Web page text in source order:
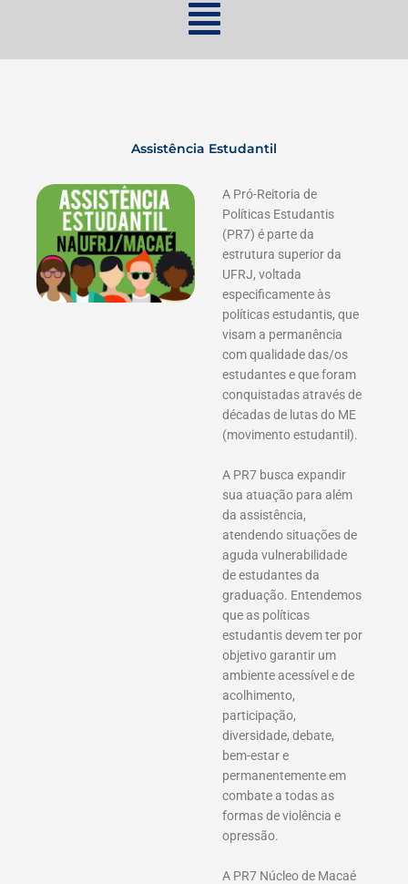
Assistência Estudantil
A Pró-Reitoria de
Políticas Estudantis
(PR7) é parte da
estrutura superior da
UFRJ, voltada
especificamente às
políticas estudantis, que
visam a permanência
com qualidade das/os
estudantes e que foram
conquistadas através de
décadas de lutas do ME
(movimento estudantil).
A PR7 busca expandir
sua atuação para além
da assistência,
atendendo situações de
aguda vulnerabilidade
de estudantes da
graduação. Entendemos
que as políticas
estudantis devem ter por
objetivo garantir um
ambiente acessível e de
acolhimento,
participação,
diversidade, debate,
bem-estar e
permanentemente em
combate a todas as
formas de violência e
opressão.
A PR7 Núcleo de Macaé